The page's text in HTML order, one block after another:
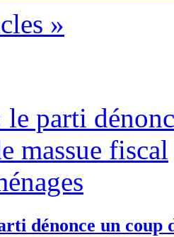
»
dénonce un coup